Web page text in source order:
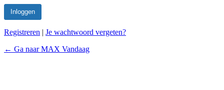
Registreren | Je wachtwoord vergeten?
← Ga naar MAX Vandaag